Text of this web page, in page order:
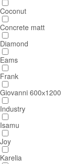
Coconut
Concrete matt
Diamond
Eams
Frank
Giovanni 600х1200
Industry
Isamu
Joy
Karelia